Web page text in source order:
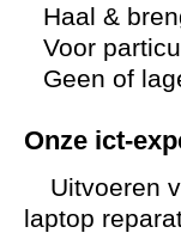
Haal &
Voor
Geen of
Onze ict-
Uitvoeren
laptop